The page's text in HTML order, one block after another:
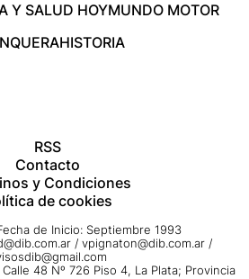
Y SALUD HOYMUNDO MOTOR
HISTORIA
RSS
Contacto
y Condiciones
de cookies
de Inicio: Septiembre 1993
/ vpignaton@dib.com.ar /
48 Nº 726 Piso 4, La Plata; Provincia